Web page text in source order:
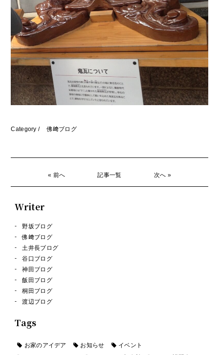
Category / 佛﨑ブログ
« 前へ 記事一覧 次へ »
Writer
野坂ブログ
佛﨑ブログ
土井長ブログ
谷口ブログ
神田ブログ
飯田ブログ
桐田ブログ
渡辺ブログ
Tags
お家のアイデア お知らせ
イベント